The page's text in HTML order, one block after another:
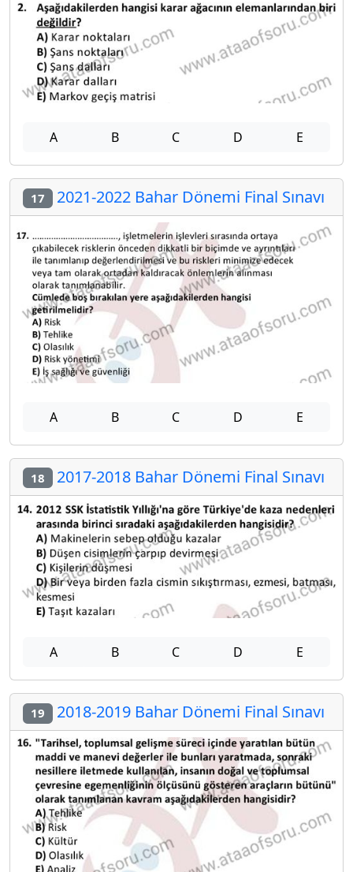
A B C D E
17 2021-2022 Bahar Dönemi Final Sınavı
A B C D E
18 2017-2018 Bahar Dönemi Final Sınavı
A B C D E
19 2018-2019 Bahar Dönemi Final Sınavı